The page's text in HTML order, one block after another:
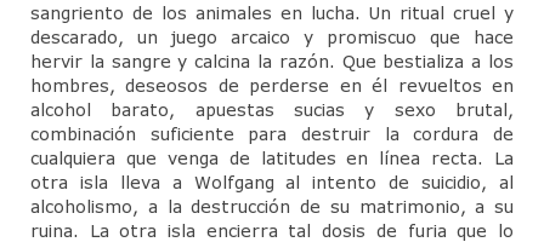
sangriento de los animales en lucha. Un ritual cruel y
descarado, un juego arcaico y promiscuo que hace
hervir la sangre y calcina la razón. Que bestializa a los
hombres, deseosos de perderse en él revueltos en
alcohol barato, apuestas sucias y sexo brutal,
combinación suficiente para destruir la cordura de
cualquiera que venga de latitudes en línea recta. La
otra isla lleva a Wolfgang al intento de suicidio, al
alcoholismo, a la destrucción de su matrimonio, a su
ruina. La otra isla encierra tal dosis de furia que lo